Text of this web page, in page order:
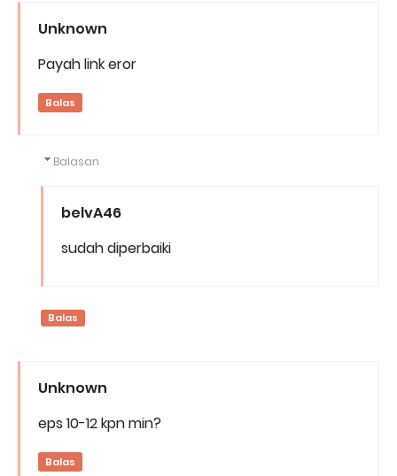
Unknown
Payah link eror
Balas
Balasan
belvA46
sudah diperbaiki
Balas
Unknown
eps 10-12 kpn min?
Balas